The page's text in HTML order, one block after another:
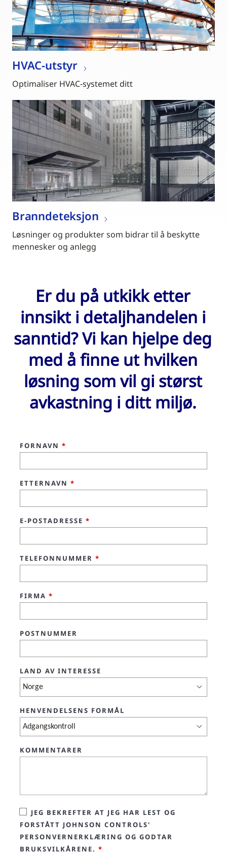
HVAC-utstyr
Optimaliser HVAC-systemet ditt
Branndeteksjon
Løsninger og produkter som bidrar til å beskytte
mennesker og anlegg
Er du på utkikk etter
innsikt i detaljhandelen i
sanntid? Vi kan hjelpe deg
med å finne ut hvilken
løsning som vil gi størst
avkastning i ditt miljø.
FORNAVN *
ETTERNAVN *
E-POSTADRESSE *
TELEFONNUMMER *
FIRMA *
POSTNUMMER
LAND AV INTERESSE
HENVENDELSENS FORMÅL
KOMMENTARER
JEG BEKREFTER AT JEG HAR LEST OG
FORSTÅTT JOHNSON CONTROLS'
PERSONVERNERKLÆRING OG GODTAR
BRUKSVILKÅRENE. *